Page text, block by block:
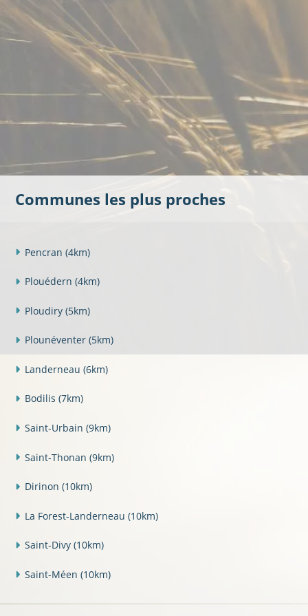
Communes les plus proches
Pencran (4km)
Plouédern (4km)
Ploudiry (5km)
Plounéventer (5km)
Landerneau (6km)
Bodilis (7km)
Saint-Urbain (9km)
Saint-Thonan (9km)
Dirinon (10km)
La Forest-Landerneau (10km)
Saint-Divy (10km)
Saint-Méen (10km)